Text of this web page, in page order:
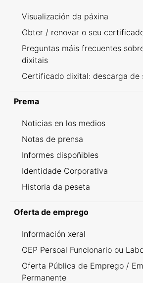
Visualización da páxina
Obter / renovar o seu
Preguntas máis frecuentes
dixitais
Certificado dixital: descarga de
Prema
Noticias en los medios
Notas de prensa
Informes dispoñibles
Identidade Corporativa
Historia da peseta
Oferta de emprego
Información xeral
OEP Persoal Funcionario ou
Oferta Pública de Emprego /
Permanente